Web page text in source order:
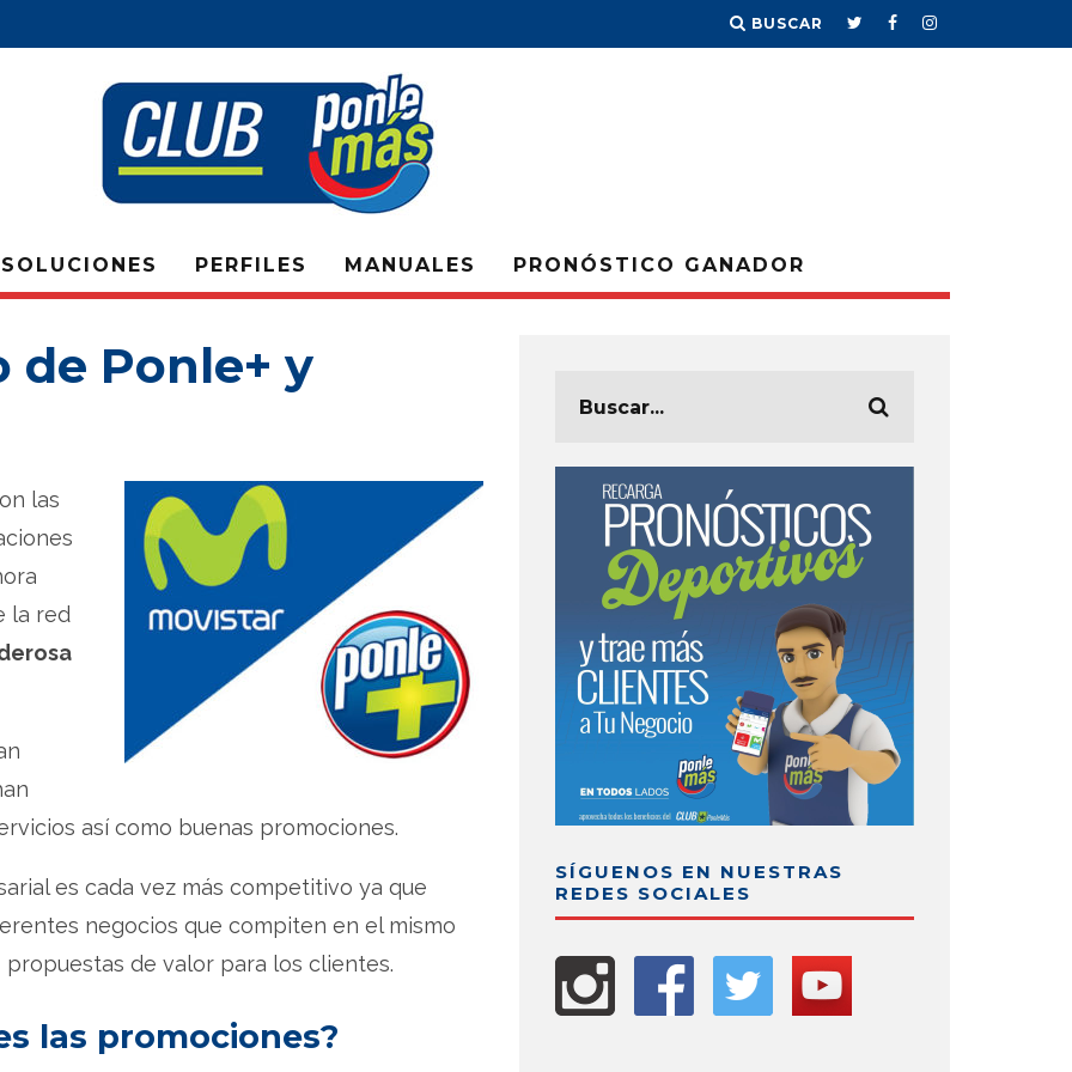
BUSCAR
SOLUCIONES PERFILES MANUALES PRONÓSTICO GANADOR
de Ponle+ y
las
la red
así como buenas promociones.
es cada vez más competitivo ya que
negocios que compiten en el mismo
de valor para los clientes.
las promociones?
SÍGUENOS EN NUESTRAS
REDES SOCIALES